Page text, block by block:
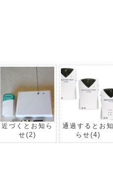
近づくとお知ら
せ(2)
通過するとお知
らせ(4)